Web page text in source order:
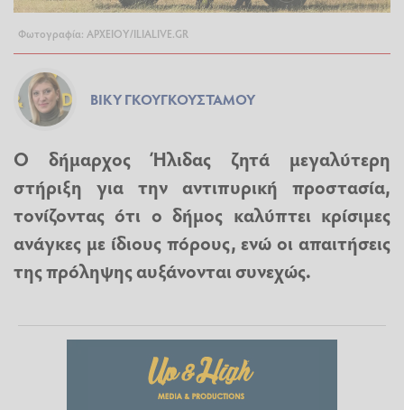
Φωτογραφία: ΑΡΧΕΙΟΥ/ILIALIVE.GR
ΒΊΚΥ ΓΚΟΥΓΚΟΥΣΤΆΜΟΥ
Ο δήμαρχος Ήλιδας ζητά μεγαλύτερη
στήριξη για την αντιπυρική προστασία,
τονίζοντας ότι ο δήμος καλύπτει κρίσιμες
ανάγκες με ίδιους πόρους, ενώ οι απαιτήσεις
της πρόληψης αυξάνονται συνεχώς.